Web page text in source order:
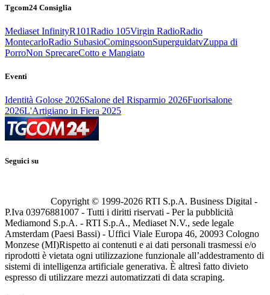
Tgcom24 Consiglia
Mediaset InfinityR101Radio 105Virgin RadioRadio
MontecarloRadio SubasioComingsoonSuperguidatvZuppa di
PorroNon SprecareCotto e Mangiato
Eventi
Identità Golose 2026Salone del Risparmio 2026Fuorisalone
2026L'Artigiano in Fiera 2025
Seguici su
Copyright © 1999-2026 RTI S.p.A. Business Digital -
P.Iva 03976881007 - Tutti i diritti riservati - Per la pubblicità
Mediamond S.p.A. - RTI S.p.A., Mediaset N.V., sede legale
Amsterdam (Paesi Bassi) - Uffici Viale Europa 46, 20093 Cologno
Monzese (MI)Rispetto ai contenuti e ai dati personali trasmessi e/o
riprodotti è vietata ogni utilizzazione funzionale all’addestramento di
sistemi di intelligenza artificiale generativa. È altresì fatto divieto
espresso di utilizzare mezzi automatizzati di data scraping.